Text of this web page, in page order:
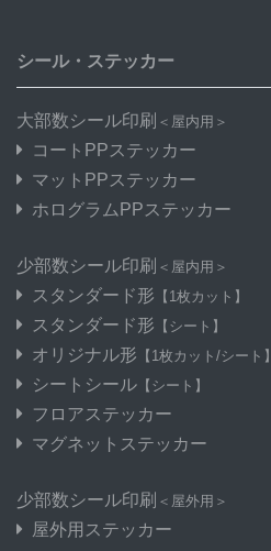
シール・ステッカー
大部数シール印刷 ＜屋内用＞
コートPPステッカー
マットPPステッカー
ホログラムPPステッカー
少部数シール印刷 ＜屋内用＞
スタンダード形 【1枚カット】
スタンダード形 【シート】
オリジナル形 【1枚カット/シート】
シートシール 【シート】
フロアステッカー
マグネットステッカー
少部数シール印刷 ＜屋外用＞
屋外用ステッカー